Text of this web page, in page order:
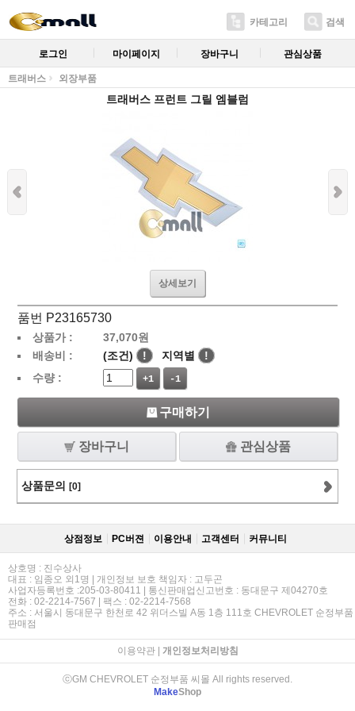
카테고리 검색
로그인 마이페이지 장바구니 관심상품
트래버스 외장부품
트래버스 프런트 그릴 엠블럼
상세보기
품번 P23165730
상품가 : 37,070원
배송비 :
(조건) ! 지역별
!
수량 :
+1 -1
구매하기
장바구니 관심상품
상품문의 [0]
상점정보 PC버젼 이용안내 고객센터 커뮤니티
상호명 : 진수상사
대표 : 임종오 외1명 | 개인정보 보호 책임자 : 고두곤
사업자등록번호 :205-03-80411 | 통신판매업신고번호 : 동대문구 제04270호
전화 : 02-2214-7567 | 팩스 : 02-2214-7568
주소 : 서울시 동대문구 한천로 42 위더스빌 A동 1층 111호 CHEVROLET 순정부품
판매점
이용약관| 개인정보처리방침
ⓒGM CHEVROLET 순정부품 씨몰 All rights reserved.
MakeShop